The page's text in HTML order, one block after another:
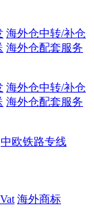
海外仓中转/补仓
海外仓配套服务
海外仓中转/补仓
海外仓配套服务
中欧铁路专线
Vat 海外商标